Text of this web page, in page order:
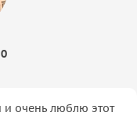
и очень люблю этот